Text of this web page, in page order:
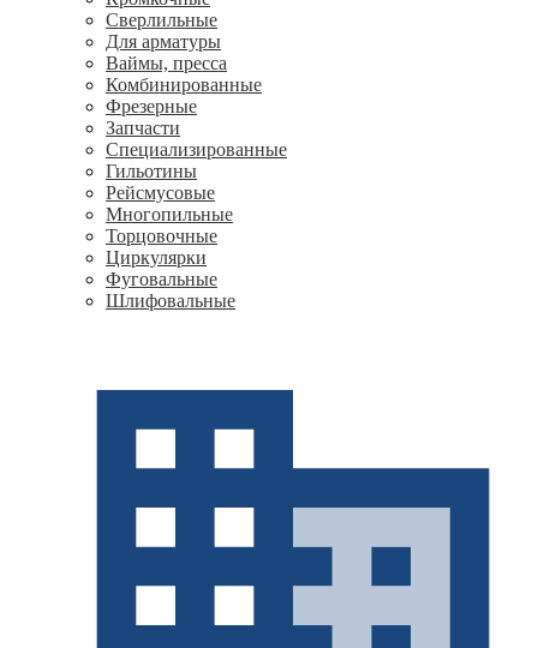
Сверлильные
Для арматуры
Ваймы, пресса
Комбинированные
Фрезерные
Запчасти
Специализированные
Гильотины
Рейсмусовые
Многопильные
Торцовочные
Циркулярки
Фуговальные
Шлифовальные